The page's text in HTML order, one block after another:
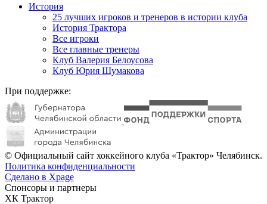
История
25 лучших игроков и тренеров в истории клуба
История Трактора
Все игроки
Все главные тренеры
Клуб Валерия Белоусова
Клуб Юрия Шумакова
При поддержке:
© Официальный сайт хоккейного клуба «Трактор» Челябинск.
Политика конфиденциальности
Сделано в Xpage
Спонсоры и партнеры
ХК Трактор